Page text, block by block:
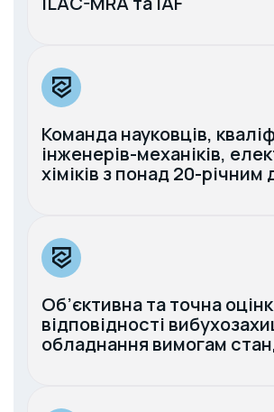
Команда науковців,
інженерів-механіків,
хіміків з понад 20-річним
Об’єктивна та точна
відповідності
обладнання вимогам